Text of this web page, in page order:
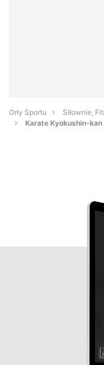
Orły Sportu
Siłownie,
Karate Kyokushin-